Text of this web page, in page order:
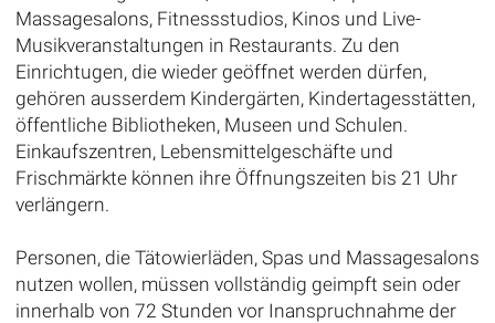
Massagesalons, Fitnessstudios, Kinos und Live-
Musikveranstaltungen in Restaurants. Zu den
Einrichtugen, die wieder geöffnet werden dürfen,
gehören ausserdem Kindergärten, Kindertagesstätten,
öffentliche Bibliotheken, Museen und Schulen.
Einkaufszentren, Lebensmittelgeschäfte und
Frischmärkte können ihre Öffnungszeiten bis 21 Uhr
verlängern.
Personen, die Tätowierläden, Spas und Massagesalons
nutzen wollen, müssen vollständig geimpft sein oder
innerhalb von 72 Stunden vor Inanspruchnahme der